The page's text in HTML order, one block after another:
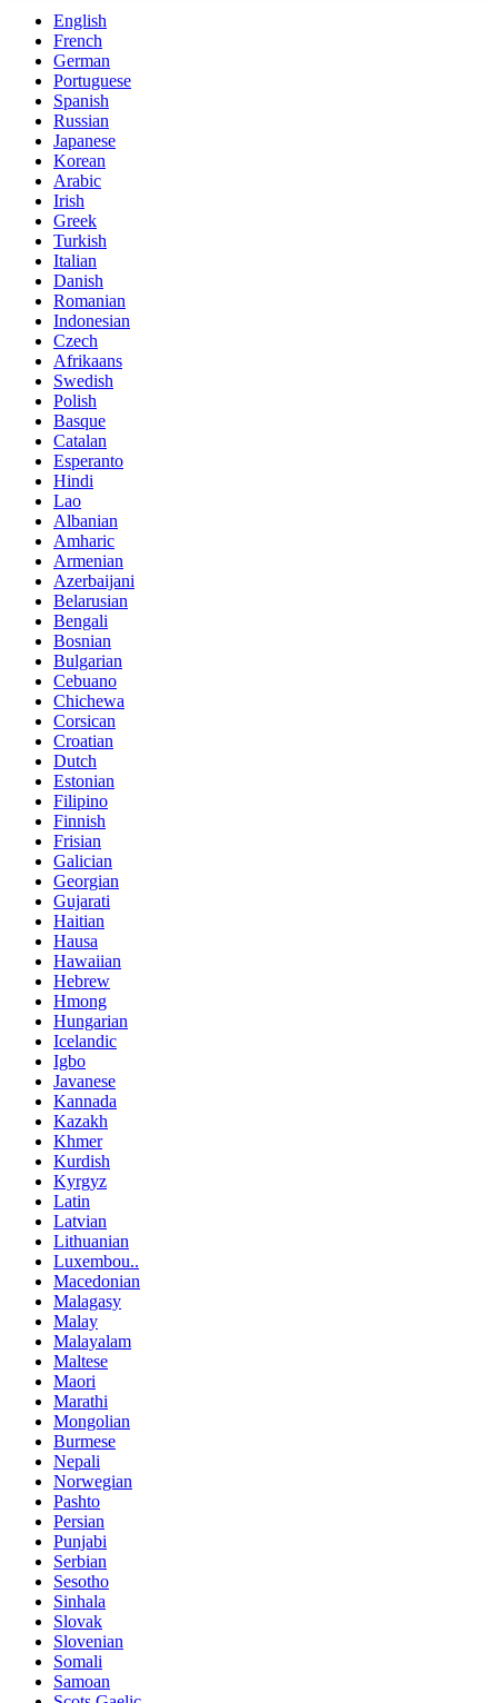
English
French
German
Portuguese
Spanish
Russian
Japanese
Korean
Arabic
Irish
Greek
Turkish
Italian
Danish
Romanian
Indonesian
Czech
Afrikaans
Swedish
Polish
Basque
Catalan
Esperanto
Hindi
Lao
Albanian
Amharic
Armenian
Azerbaijani
Belarusian
Bengali
Bosnian
Bulgarian
Cebuano
Chichewa
Corsican
Croatian
Dutch
Estonian
Filipino
Finnish
Frisian
Galician
Georgian
Gujarati
Haitian
Hausa
Hawaiian
Hebrew
Hmong
Hungarian
Icelandic
Igbo
Javanese
Kannada
Kazakh
Khmer
Kurdish
Kyrgyz
Latin
Latvian
Lithuanian
Luxembou..
Macedonian
Malagasy
Malay
Malayalam
Maltese
Maori
Marathi
Mongolian
Burmese
Nepali
Norwegian
Pashto
Persian
Punjabi
Serbian
Sesotho
Sinhala
Slovak
Slovenian
Somali
Samoan